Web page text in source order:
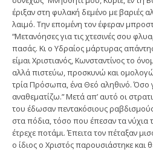
έριξαν στη φυλακή δεμένο με βαριές
λαιμό. Την επομένη τον έφεραν
“Μετανόησες για τις χτεσινές σου
πασάς. Κι ο Υδραίος μάρτυρας
είμαι Χριστιανός, Κωνσταντίνος το
αλλά πιστεύω, προσκυνώ και
τρία Πρόσωπα, ένα Θεό αληθινό. Όσο
αναθεματίζω.” Μετά απ’ αυτό οι
του έδωσαν πεντακόσιους
στα πόδια, τόσο που έπεσαν τα νύχια
έτρεχε ποτάμι. Έπειτα τον πέταξαν
ο ίδιος ο Χριστός παρουσιάστηκε και